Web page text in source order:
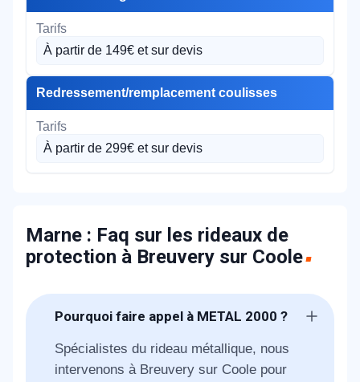
À partir de 149€ et sur devis
Redressement/remplacement coulisses
À partir de 299€ et sur devis
Marne : Faq sur les rideaux de
protection à Breuvery sur Coole
Pourquoi faire appel à METAL 2000 ?
Spécialistes du rideau métallique, nous
intervenons à Breuvery sur Coole pour